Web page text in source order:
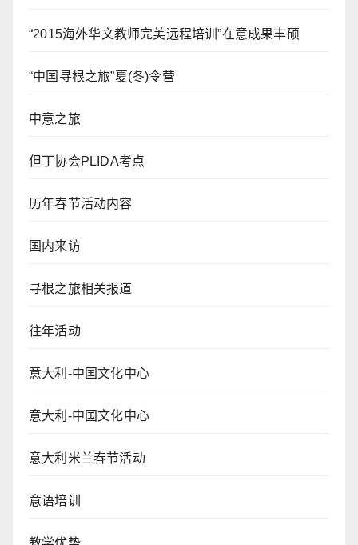
“2015海外华文教师完美远程培训”在意成果丰硕
“中国寻根之旅”夏(冬)令营
中意之旅
但丁协会PLIDA考点
历年春节活动内容
国内来访
寻根之旅相关报道
往年活动
意大利-中国文化中心
意大利-中国文化中心
意大利米兰春节活动
意语培训